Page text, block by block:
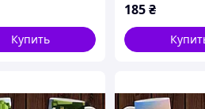
Купить
185₴